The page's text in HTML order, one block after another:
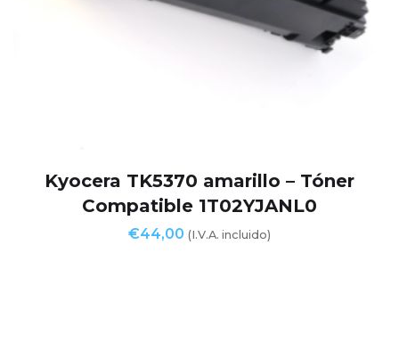
Kyocera TK5370 amarillo – Tóner
Compatible 1T02YJANL0
€44,00 (I.V.A. incluido)